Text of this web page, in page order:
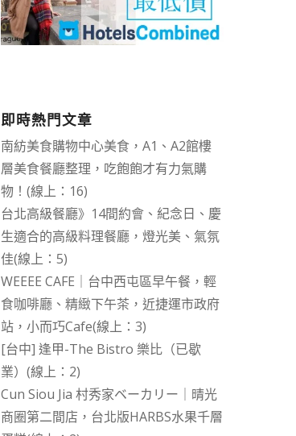
即時熱門文章
南紡美食購物中心美食，A1、A2館樓
層美食餐廳整理，吃飽飽才有力氣購
物！(線上：16)
台北高級餐廳》14間約會、紀念日、慶
生適合的高級料理餐廳，燈光美、氣氛
佳(線上：5)
WEEEE CAFE｜台中西屯區早午餐，輕
食咖啡廳、精緻下午茶，近捷運市政府
站，小而巧Cafe(線上：3)
[台中] 逢甲-The Bistro 樂比（已歇
業）(線上：2)
Cun Siou Jia 村秀家ベーカリー｜晴光
商圈第二間店，台北版HARBS水果千層